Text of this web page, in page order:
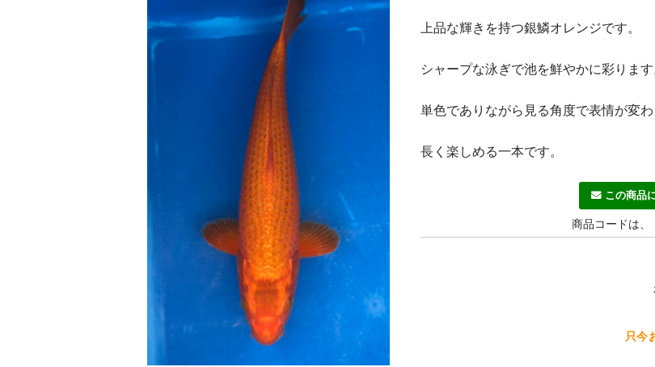
上品な輝きを持つ銀鱗オレンジです。
シャープな泳ぎで池を鮮やかに彩ります
単色でありながら見る角度で表情が変わ
長く楽しめる一本です。
この商品
商品コードは、
只今